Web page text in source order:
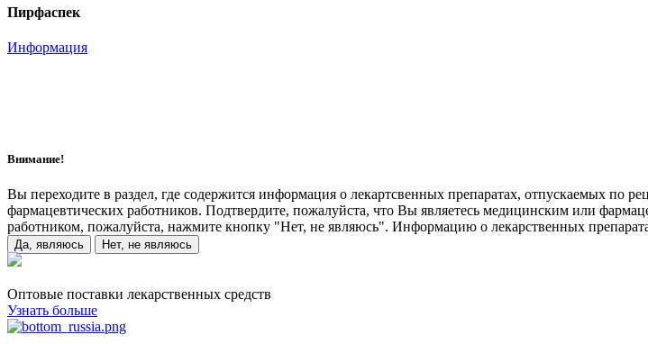
Пирфаспек
Информация
Внимание!
Вы переходите в раздел, где содержится информация о лекартсвенных препаратах, отпускаемых по
фармацевтических работников. Подтвердите, пожалуйста, что Вы являетесь медицинским или
работником, пожалуйста, нажмите кнопку "Нет, не являюсь". Информацию о лекарственных
Да, являюсь Нет, не являюсь
Оптовые поставки лекарственных средств
Узнать больше